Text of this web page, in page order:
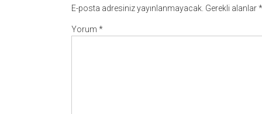
E-posta adresiniz yayınlanmayacak. Gerekli alanlar*
Yorum *